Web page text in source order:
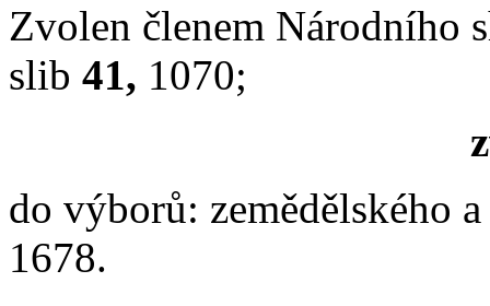
Zvolen členem Národního
slib 41, 1070;
do výborů: zemědělského
1678.